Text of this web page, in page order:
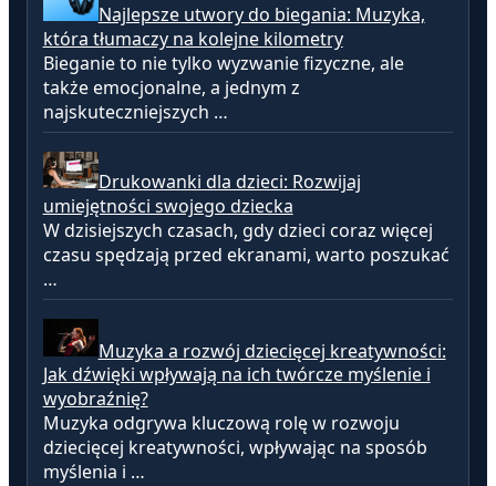
Najlepsze utwory do biegania: Muzyka,
która tłumaczy na kolejne kilometry
Bieganie to nie tylko wyzwanie fizyczne, ale
także emocjonalne, a jednym z
najskuteczniejszych …
Drukowanki dla dzieci: Rozwijaj
umiejętności swojego dziecka
W dzisiejszych czasach, gdy dzieci coraz więcej
czasu spędzają przed ekranami, warto poszukać
…
Muzyka a rozwój dziecięcej kreatywności:
Jak dźwięki wpływają na ich twórcze myślenie i
wyobraźnię?
Muzyka odgrywa kluczową rolę w rozwoju
dziecięcej kreatywności, wpływając na sposób
myślenia i …